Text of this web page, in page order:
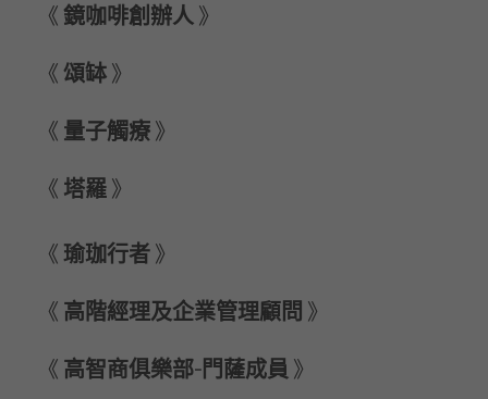
《 鏡咖啡創辦人 》
《 頌缽 》
《 量子觸療 》
《 塔羅 》
《 瑜珈行者 》
《 高階經理及企業管理顧問 》
《 高智商俱樂部-門薩成員 》